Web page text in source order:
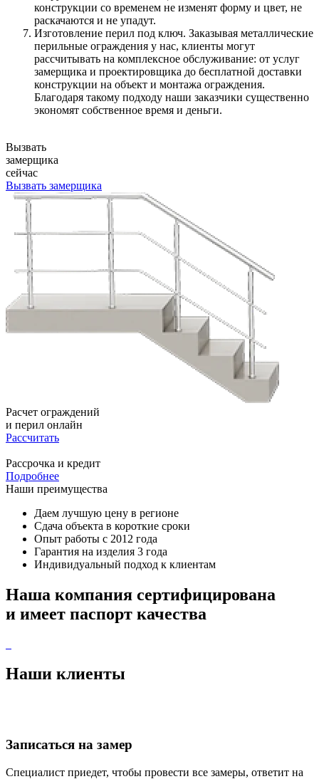
конструкции со временем не изменят форму и цвет, не
раскачаются и не упадут.
Изготовление перил под ключ. Заказывая металлические
перильные ограждения у нас, клиенты могут
рассчитывать на комплексное обслуживание: от услуг
замерщика и проектировщика до бесплатной доставки
конструкции на объект и монтажа ограждения.
Благодаря такому подходу наши заказчики существенно
экономят собственное время и деньги.
Вызвать
замерщика
сейчас
Вызвать замерщика
Расчет ограждений
и перил онлайн
Рассчитать
Рассрочка и кредит
Подробнее
Наши преимущества
Даем лучшую цену в регионе
Сдача объекта в короткие сроки
Опыт работы с 2012 года
Гарантия на изделия 3 года
Индивидуальный подход к клиентам
Наша компания сертифицирована
и имеет паспорт качества
Наши клиенты
Записаться на замер
Специалист приедет, чтобы провести все замеры, ответит на